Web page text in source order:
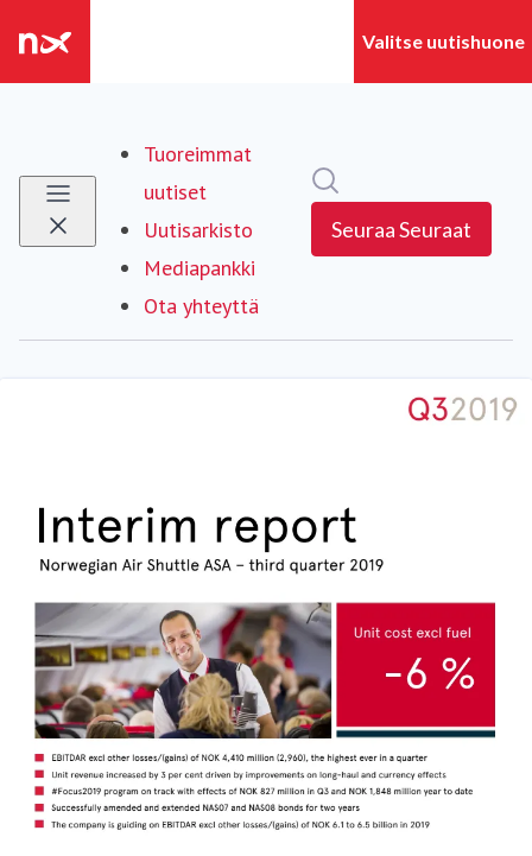
Tuoreimmat
uutiset
Uutisarkisto
Mediapankki
Ota yhteyttä
SeuraaSeuraat